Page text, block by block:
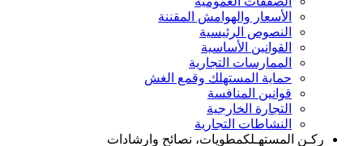
الأسعار والهوامش المقننة
النصوص الرئيسية
القوانين الأساسية
الممارسات التجارية
حماية المستهلك وقمع الغش
قوانين المنافسة
التجارة الخارجية
النشاطات التجارية
ركـن المستهـلكمطويات، نصائح وارشادات